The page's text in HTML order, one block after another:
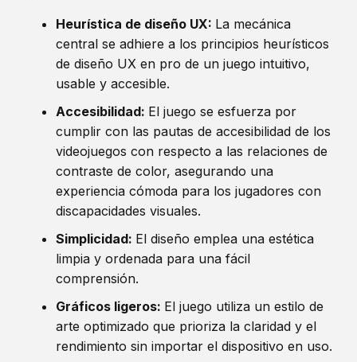
Heurística de diseño UX: La mecánica
central se adhiere a los principios heurísticos
de diseño UX en pro de un juego intuitivo,
usable y accesible.
Accesibilidad: El juego se esfuerza por
cumplir con las pautas de accesibilidad de los
videojuegos con respecto a las relaciones de
contraste de color, asegurando una
experiencia cómoda para los jugadores con
discapacidades visuales.
Simplicidad: El diseño emplea una estética
limpia y ordenada para una fácil
comprensión.
Gráficos ligeros: El juego utiliza un estilo de
arte optimizado que prioriza la claridad y el
rendimiento sin importar el dispositivo en uso.